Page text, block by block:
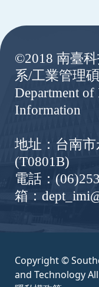
©2018 南臺
系/工業管理
Department of
Information
地址：台南
(T0801B)
電話：
箱：
Copyright ©
and Technology